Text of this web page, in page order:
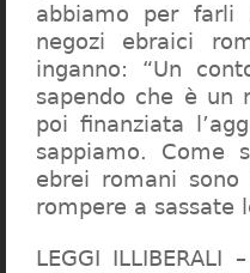
abbiamo per farli
negozi ebraici
inganno: “Un
sapendo che è un
poi finanziata
sappiamo. Come
ebrei romani
rompere a sassate
LEGGI